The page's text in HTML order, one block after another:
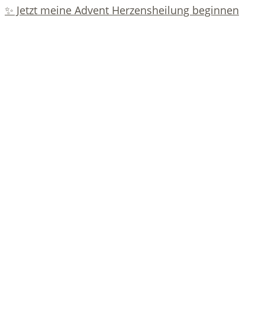
✨ Jetzt meine Advent Herzensheilung beginnen